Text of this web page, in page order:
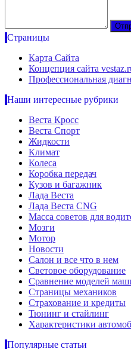
Страницы
Карта Сайта
Концепция сайта
Профессиональная
Наши интересные рубрики
Веста Кросс
Веста Спорт
Жидкости
Климат
Колеса
Коробка передач
Кузов и багажник
Лада Веста
Лада Веста CNG
Масса советов для
Мозги
Мотор
Новости
Салон и все что в нем
Световое оборудование
Сравнение моделей
Страницы механиков
Страхование и кредиты
Тюнинг и стайлинг
Характеристики
Популярные статьи